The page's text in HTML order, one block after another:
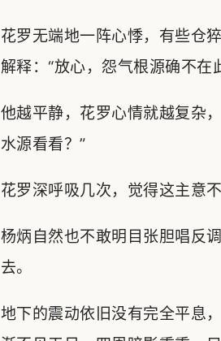
花罗无端地一阵心悸，有些仓
解释：“放心，怨气根源确不
他越平静，花罗心情就越复杂
水源看看？”
花罗深呼吸几次，觉得这主意
杨炳自然也不敢明目张胆唱反
去。
地下的震动依旧没有完全平息